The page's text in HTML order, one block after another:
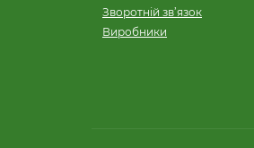
Зворотній зв’язок
Виробники